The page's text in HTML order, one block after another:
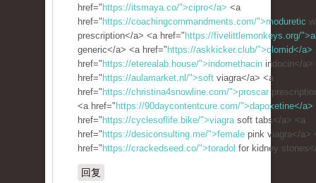
href=" https://itsmaya.co/">cipro</a> <a
href=" https://coachingcommandments.com/">moduretic
prescription</a> <a href=" https://fivelittlemonkeys.org/
generic</a> <a href=" https://askkicker.club/">clomid</a>
href=" https://eterealab.house/">indomethacin indocin</a>
href=" https://aulamarket.nl/">soft viagra</a> <a
href=" https://christina4snowline.com/">proscar
<a href=" https://90daycontentcure.com/">dapoxetine</a>
href=" https://cyclesoflife.bike/">viagrasoft tabs</a> <a
href=" https://desiconsulting.me/">female pink viagra</a>
href=" https://crackedseed.co/">toradol for kidney
回复